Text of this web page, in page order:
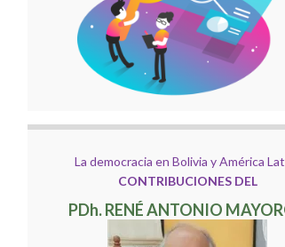
La democracia en Bolivia y América
CONTRIBUCIONES DEL
PDh. RENÉ ANTONIO